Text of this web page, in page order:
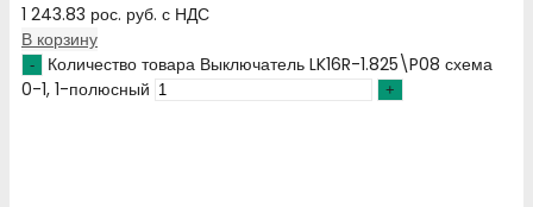
1 243.83 рос. руб. с НДС
В корзину
Количество товара Выключатель LK16R-1.825\P08 схема
0-1, 1-полюсный